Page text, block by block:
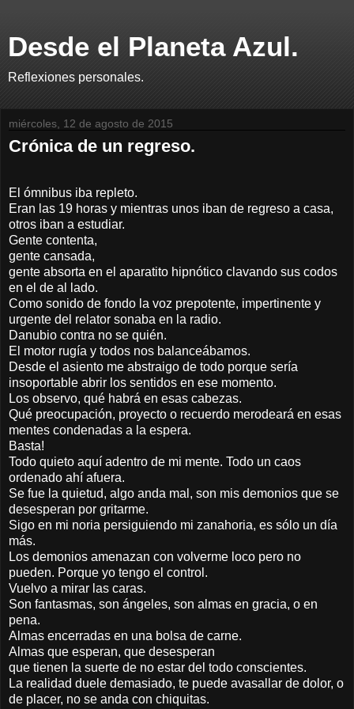
Desde el Planeta Azul.
Reflexiones personales.
miércoles, 12 de agosto de 2015
Crónica de un regreso.
El ómnibus iba repleto.
Eran las 19 horas y mientras unos iban de regreso a casa,
otros iban a estudiar.
Gente contenta,
gente cansada,
gente absorta en el aparatito hipnótico clavando sus codos
en el de al lado.
Como sonido de fondo la voz prepotente, impertinente y
urgente del relator sonaba en la radio.
Danubio contra no se quién.
El motor rugía y todos nos balanceábamos.
Desde el asiento me abstraigo de todo porque sería
insoportable abrir los sentidos en ese momento.
Los observo, qué habrá en esas cabezas.
Qué preocupación, proyecto o recuerdo merodeará en esas
mentes condenadas a la espera.
Basta!
Todo quieto aquí adentro de mi mente. Todo un caos
ordenado ahí afuera.
Se fue la quietud, algo anda mal, son mis demonios que se
desesperan por gritarme.
Sigo en mi noria persiguiendo mi zanahoria, es sólo un día
más.
Los demonios amenazan con volverme loco pero no
pueden. Porque yo tengo el control.
Vuelvo a mirar las caras.
Son fantasmas, son ángeles, son almas en gracia, o en
pena.
Almas encerradas en una bolsa de carne.
Almas que esperan, que desesperan
que tienen la suerte de no estar del todo conscientes.
La realidad duele demasiado, te puede avasallar de dolor, o
de placer, no se anda con chiquitas.